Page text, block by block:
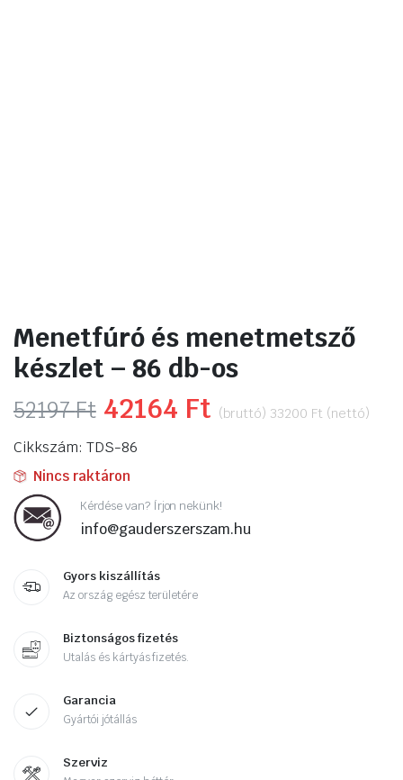
Menetfúró és menetmetsző
készlet – 86 db-os
52197Ft Original
price
was:
52197 Ft.
42164 Ft Current
42164 Ft.
(bruttó) 33200 Ft (nettó)
Cikkszám: TDS-86
Nincs raktáron
Kérdése van? Írjon nekünk!
info@gauderszerszam.hu
Gyors kiszállítás
Az ország egész területére
Biztonságos fizetés
Utalás és kártyás fizetés.
Garancia
Gyártói jótállás
Szerviz